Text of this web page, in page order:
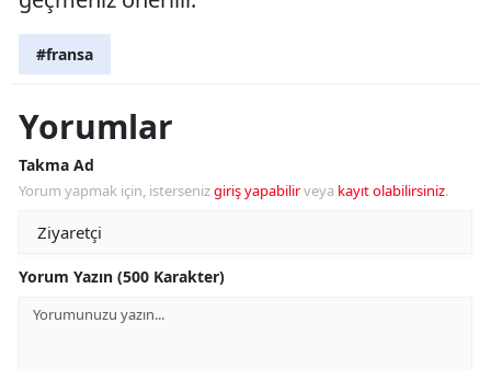
#fransa
Yorumlar
Takma Ad
Yorum yapmak için, istersenizgiriş yapabilirveya kayıt olabilirsiniz.
Yorum Yazın (500 Karakter)